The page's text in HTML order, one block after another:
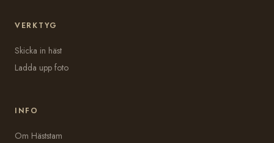
VERKTYG
Skicka in häst
Ladda upp foto
INFO
Om Häststam